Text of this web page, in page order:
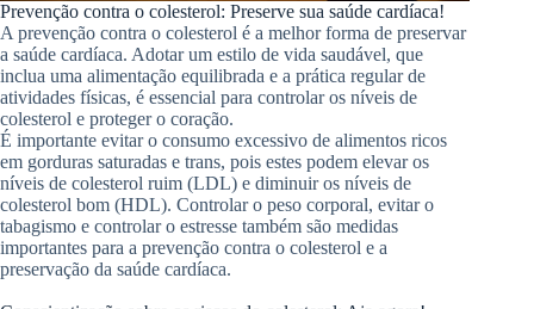
Prevenção contra o colesterol: Preserve sua saúde cardíaca!
A prevenção contra o colesterol é a melhor forma de preservar
a saúde cardíaca. Adotar um estilo de vida saudável, que
inclua uma alimentação equilibrada e a prática regular de
atividades físicas, é essencial para controlar os níveis de
colesterol e proteger o coração.
É importante evitar o consumo excessivo de alimentos ricos
em gorduras saturadas e trans, pois estes podem elevar os
níveis de colesterol ruim (LDL) e diminuir os níveis de
colesterol bom (HDL). Controlar o peso corporal, evitar o
tabagismo e controlar o estresse também são medidas
importantes para a prevenção contra o colesterol e a
preservação da saúde cardíaca.